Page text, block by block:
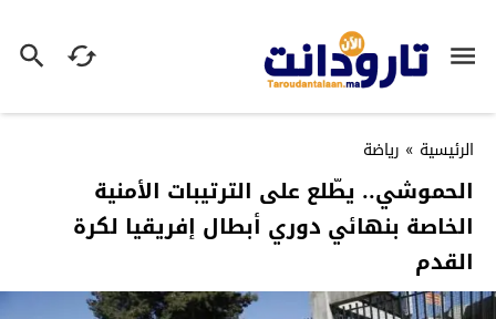
الرئيسية » رياضة
الحموشي.. يطّلع على الترتيبات الأمنية
الخاصة بنهائي دوري أبطال إفريقيا لكرة
القدم